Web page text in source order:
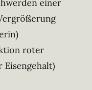
einer
roter